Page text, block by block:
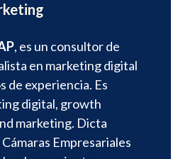
, es un consultor de
en marketing digital
de experiencia. Es
digital, growth
marketing. Dicta
Empresariales